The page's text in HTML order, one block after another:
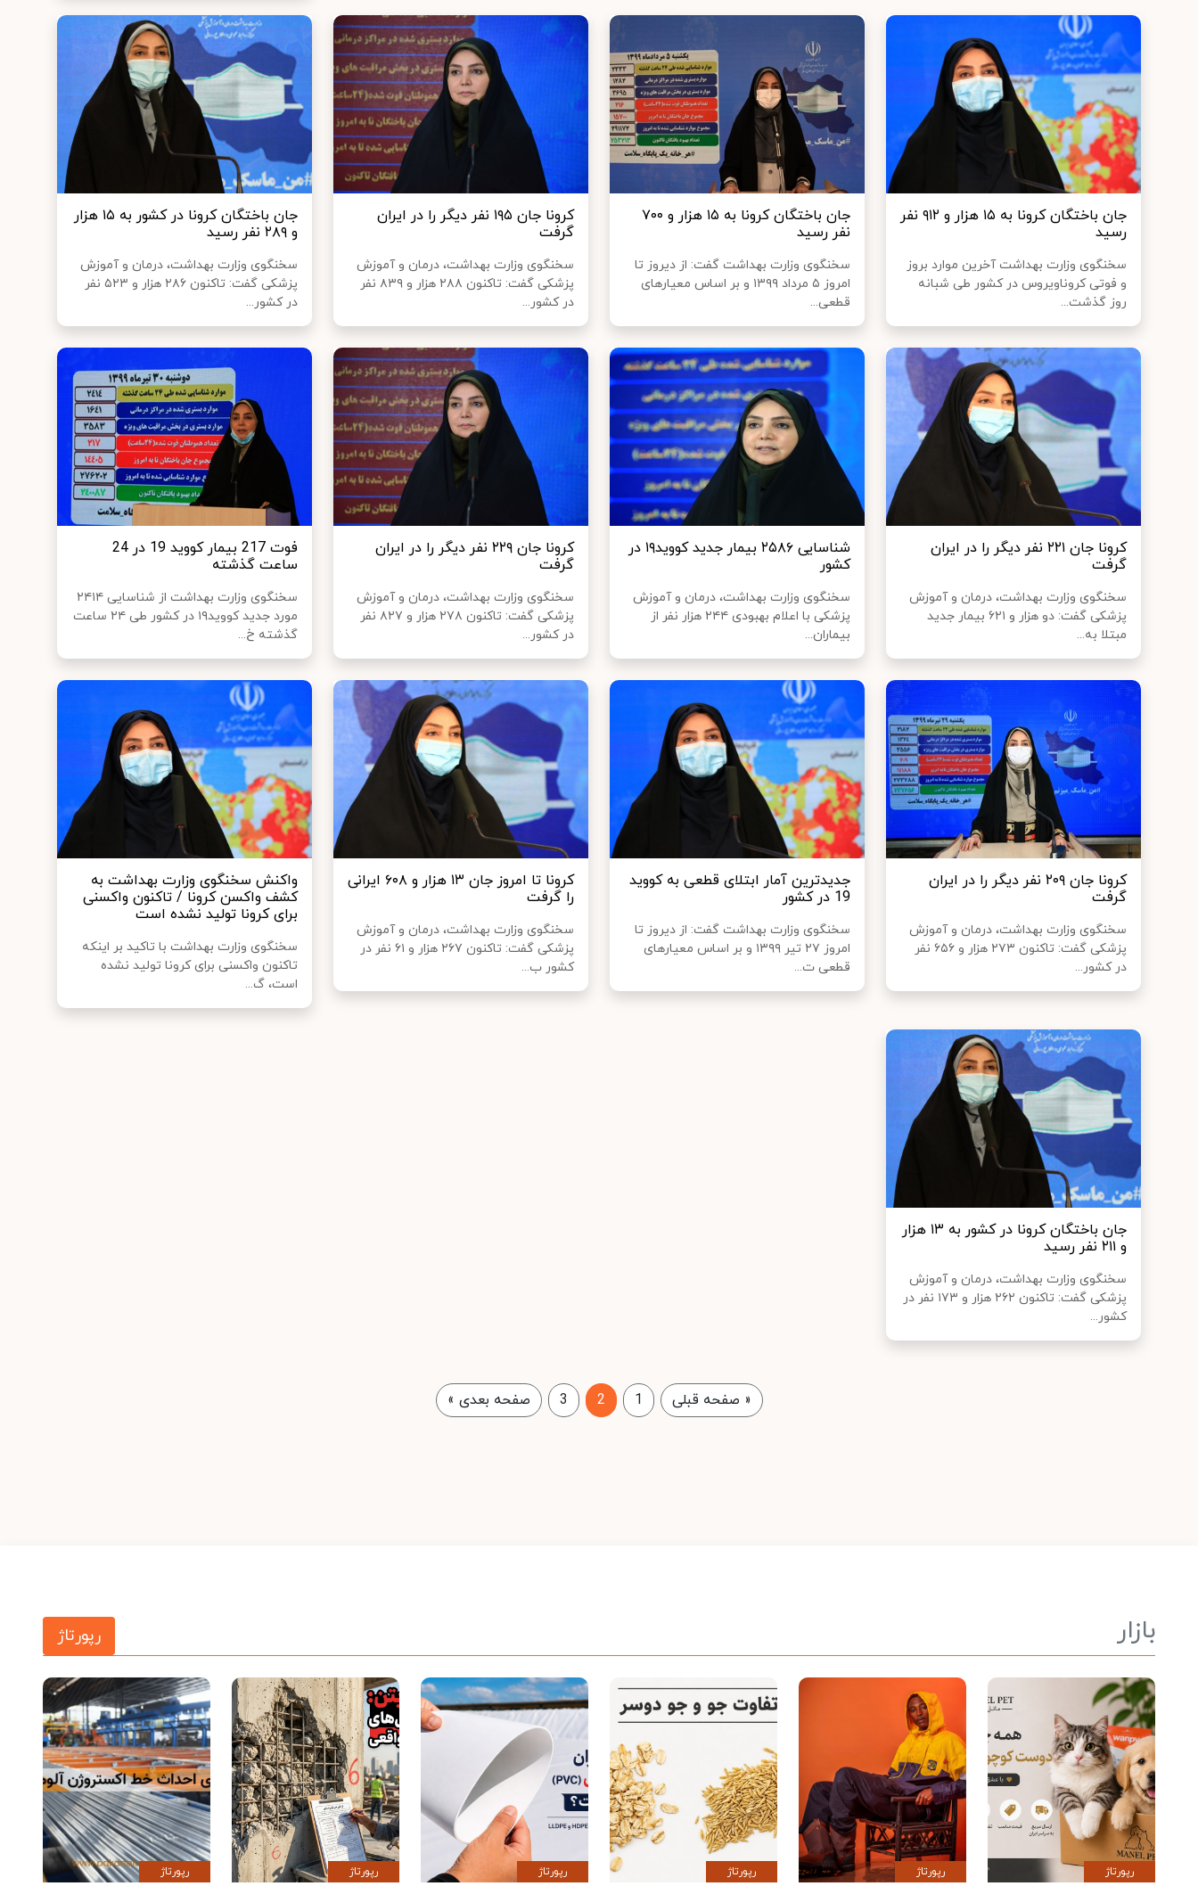
جان باختگان کرونا به ۱۵ هزار و ۹۱۲ نفر
رسید
سخنگوی وزارت بهداشت آخرین موارد بروز
و فوتی کروناویروس در کشور طی شبانه
روز گذشت...
جان باختگان کرونا به ۱۵ هزار و ۷۰۰
نفر رسید
سخنگوی وزارت بهداشت گفت: از دیروز تا
امروز ۵ مرداد ۱۳۹۹ و بر اساس معیارهای
قطعی...
کرونا جان ۱۹۵ نفر دیگر را در ایران
گرفت
سخنگوی وزارت بهداشت، درمان و آموزش
پزشکی گفت: تاکنون ۲۸۸ هزار و ۸۳۹ نفر
در کشور...
جان باختگان کرونا در کشور به ۱۵ هزار
و ۲۸۹ نفر رسید
سخنگوی وزارت بهداشت، درمان و آموزش
پزشکی گفت: تاکنون ۲۸۶ هزار و ۵۲۳ نفر
در کشور...
کرونا جان ۲۲۱ نفر دیگر را در ایران
گرفت
سخنگوی وزارت بهداشت، درمان و آموزش
پزشکی گفت: دو هزار و ۶۲۱ بیمار جدید
مبتلا به...
شناسایی ۲۵۸۶ بیمار جدید کووید۱۹ در
کشور
سخنگوی وزارت بهداشت، درمان و آموزش
پزشکی با اعلام بهبودی ۲۴۴ هزار نفر از
بیماران...
کرونا جان ۲۲۹ نفر دیگر را در ایران
گرفت
سخنگوی وزارت بهداشت، درمان و آموزش
پزشکی گفت: تاکنون ۲۷۸ هزار و ۸۲۷ نفر
در کشور...
فوت 217 بیمار کووید 19 در 24
ساعت گذشته
سخنگوی وزارت بهداشت از شناسایی ۲۴۱۴
مورد جدید کووید۱۹ در کشور طی ۲۴ ساعت
گذشته خ...
کرونا جان ۲۰۹ نفر دیگر را در ایران
گرفت
سخنگوی وزارت بهداشت، درمان و آموزش
پزشکی گفت: تاکنون ۲۷۳ هزار و ۶۵۶ نفر
در کشور...
جدیدترین آمار ابتلای قطعی به کووید
19 در کشور
سخنگوی وزارت بهداشت گفت: از دیروز تا
امروز ۲۷ تیر ۱۳۹۹ و بر اساس معیارهای
قطعی ت...
کرونا تا امروز جان ۱۳ هزار و ۶۰۸ ایرانی
را گرفت
سخنگوی وزارت بهداشت، درمان و آموزش
پزشکی گفت: تاکنون ۲۶۷ هزار و ۶۱ نفر در
کشور ب...
واکنش سخنگوی وزارت بهداشت به
کشف واکسن کرونا / تاکنون واکسنی
برای کرونا تولید نشده است
سخنگوی وزارت بهداشت با تاکید بر اینکه
تاکنون واکسنی برای کرونا تولید نشده
است، گ...
جان باختگان کرونا در کشور به ۱۳ هزار
و ۲۱۱ نفر رسید
سخنگوی وزارت بهداشت، درمان و آموزش
پزشکی گفت: تاکنون ۲۶۲ هزار و ۱۷۳ نفر در
کشور...
« صفحه قبلی 1
2
3 صفحه بعدی »
بازار رپورتاژ
رپورتاژ رپورتاژ رپورتاژ رپورتاژ رپورتاژ رپورتاژ